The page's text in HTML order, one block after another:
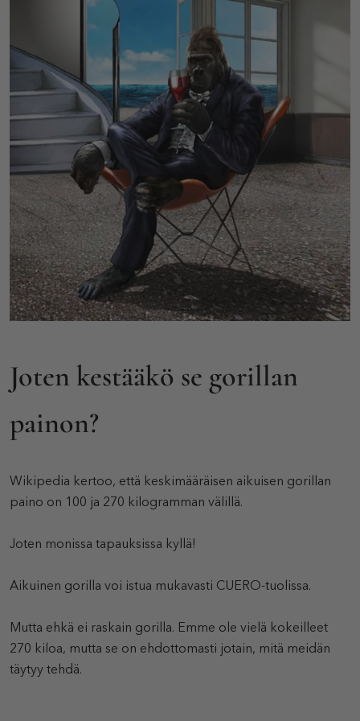
Joten kestääkö se gorillan
painon?
Wikipedia kertoo, että keskimääräisen aikuisen gorillan
paino on 100 ja 270 kilogramman välillä.
Joten monissa tapauksissa kyllä!
Aikuinen gorilla voi istua mukavasti CUERO-tuolissa.
Mutta ehkä ei raskain gorilla. Emme ole vielä kokeilleet
270 kiloa, mutta se on ehdottomasti jotain, mitä meidän
täytyy tehdä.